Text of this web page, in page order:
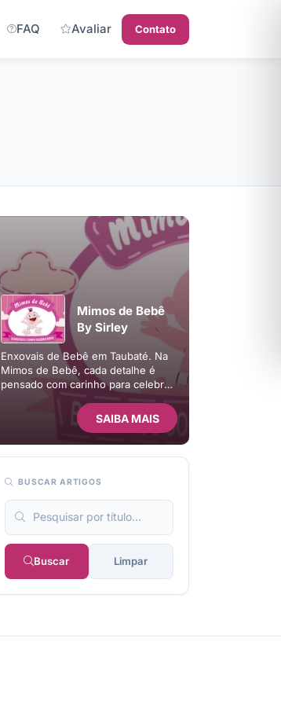
FAQ Avaliar Contato
Mimos de Bebê
By Sirley
Enxovais de Bebê em Taubaté. Na
Mimos de Bebê, cada detalhe é
pensado com carinho para celebrar
bebê. Oferecemos peças delicadas,
presentes especiais e muito amor
com nossos mimos!
SAIBA MAIS
BUSCAR ARTIGOS
Buscar Limpar